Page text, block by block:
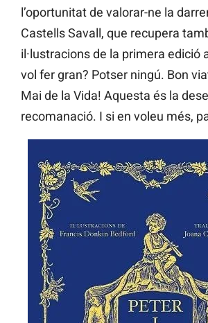
l’oportunitat de valorar-ne la
Castells Savall, que recupera
il·lustracions de la primera edició
vol fer gran? Potser ningú. Bon
Mai de la Vida! Aquesta és la
recomanació. I si en voleu més,